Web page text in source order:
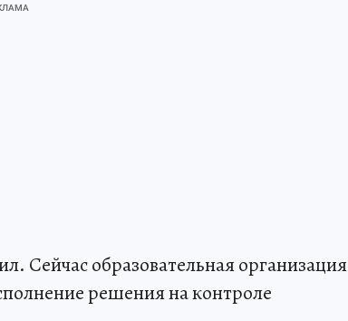
Сейчас образовательная организация
решения на контроле